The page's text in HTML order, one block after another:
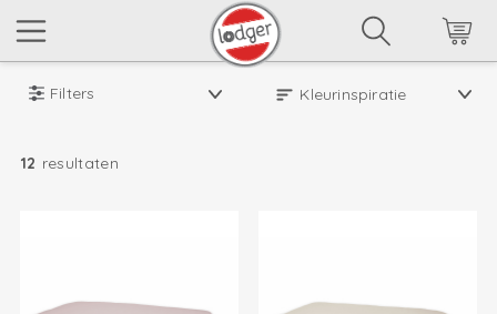
Filters
12 resultaten